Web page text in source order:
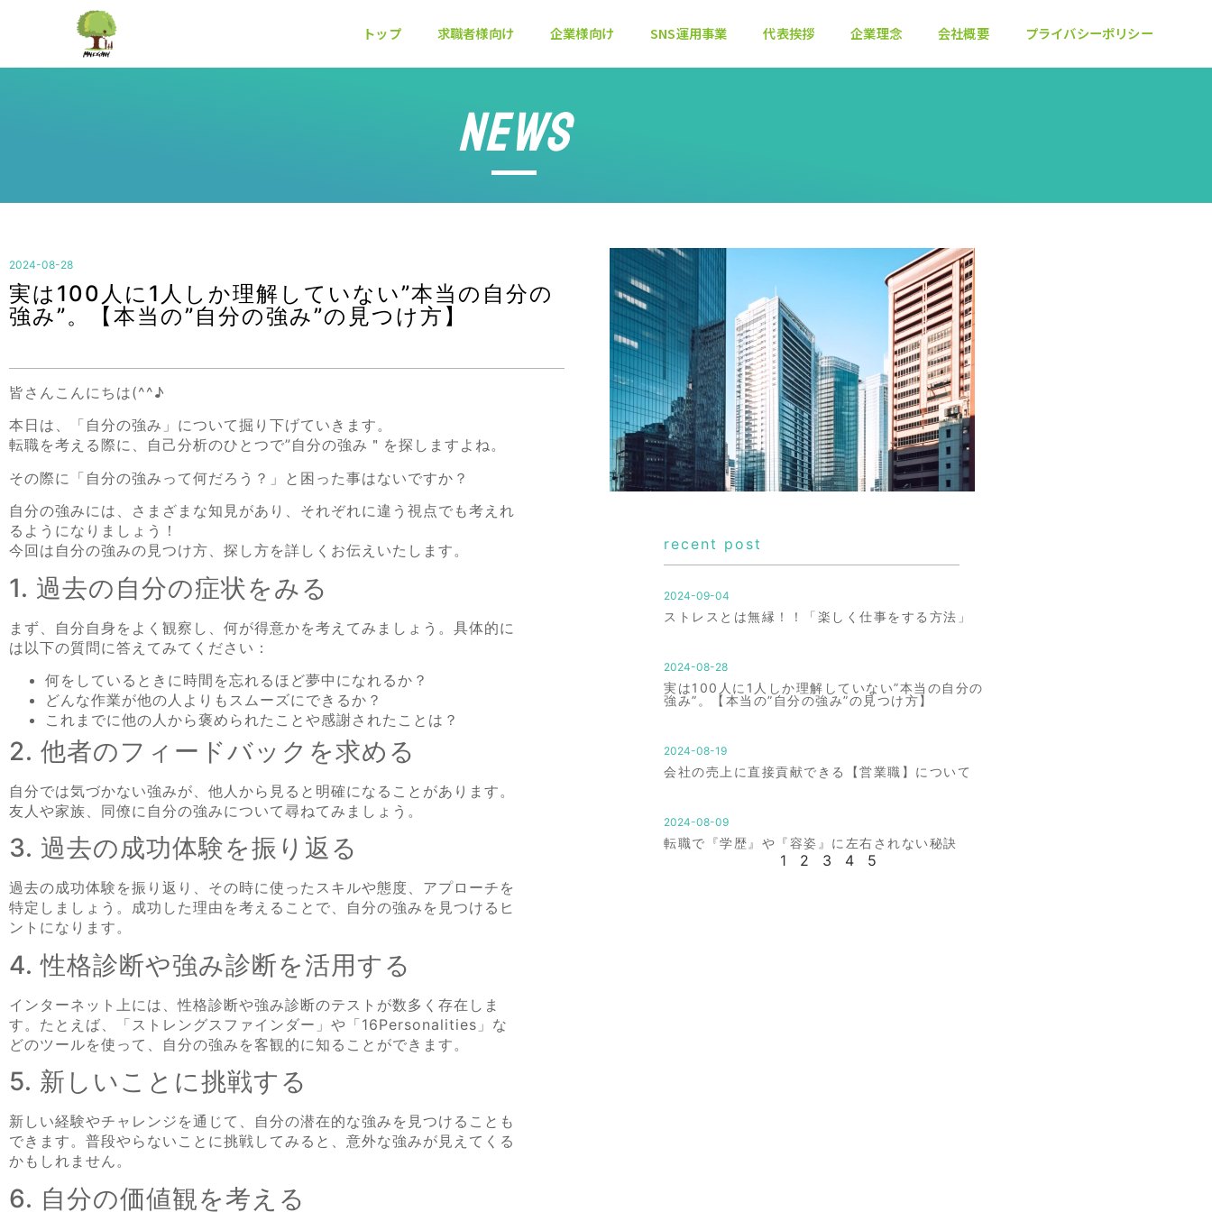
トップ 求職者様向け 企業様向け SNS運用事業 代表挨拶 企業理念 会社概要 プライバシーポリシー
NEWS
2024-08-28
実は100人に1人しか理解していない”本当の自分の
強み”。【本当の”自分の強み”の見つけ方】
皆さんこんにちは(^^♪
本日は、「自分の強み」について掘り下げていきます。
転職を考える際に、自己分析のひとつで”自分の強み＂を探しますよね。
その際に「自分の強みって何だろう？」と困った事はないですか？
自分の強みには、さまざまな知見があり、それぞれに違う視点でも考えれ
るようになりましょう！
今回は自分の強みの見つけ方、探し方を詳しくお伝えいたします。
1. 過去の自分の症状をみる
まず、自分自身をよく観察し、何が得意かを考えてみましょう。具体的に
は以下の質問に答えてみてください：
何をしているときに時間を忘れるほど夢中になれるか？
どんな作業が他の人よりもスムーズにできるか？
これまでに他の人から褒められたことや感謝されたことは？
2. 他者のフィードバックを求める
自分では気づかない強みが、他人から見ると明確になることがあります。
友人や家族、同僚に自分の強みについて尋ねてみましょう。
3. 過去の成功体験を振り返る
過去の成功体験を振り返り、その時に使ったスキルや態度、アプローチを
特定しましょう。成功した理由を考えることで、自分の強みを見つけるヒ
ントになります。
4. 性格診断や強み診断を活用する
インターネット上には、性格診断や強み診断のテストが数多く存在しま
す。たとえば、「ストレングスファインダー」や「16Personalities」な
どのツールを使って、自分の強みを客観的に知ることができます。
5. 新しいことに挑戦する
新しい経験やチャレンジを通じて、自分の潜在的な強みを見つけることも
できます。普段やらないことに挑戦してみると、意外な強みが見えてくる
かもしれません。
6. 自分の価値観を考える
recent post
2024-09-04
ストレスとは無縁！！「楽しく仕事をする方法」
2024-08-28
実は100人に1人しか理解していない”本当の自分の
強み”。【本当の”自分の強み”の見つけ方】
2024-08-19
会社の売上に直接貢献できる【営業職】について
2024-08-09
転職で『学歴』や『容姿』に左右されない秘訣
1 2 3 4 5